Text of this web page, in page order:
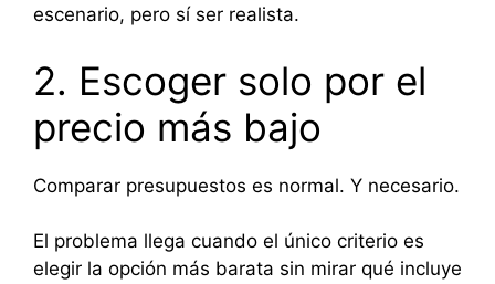
escenario, pero sí ser realista.
2. Escoger solo por el
precio más bajo
Comparar presupuestos es normal. Y necesario.
El problema llega cuando el único criterio es
elegir la opción más barata sin mirar qué incluye